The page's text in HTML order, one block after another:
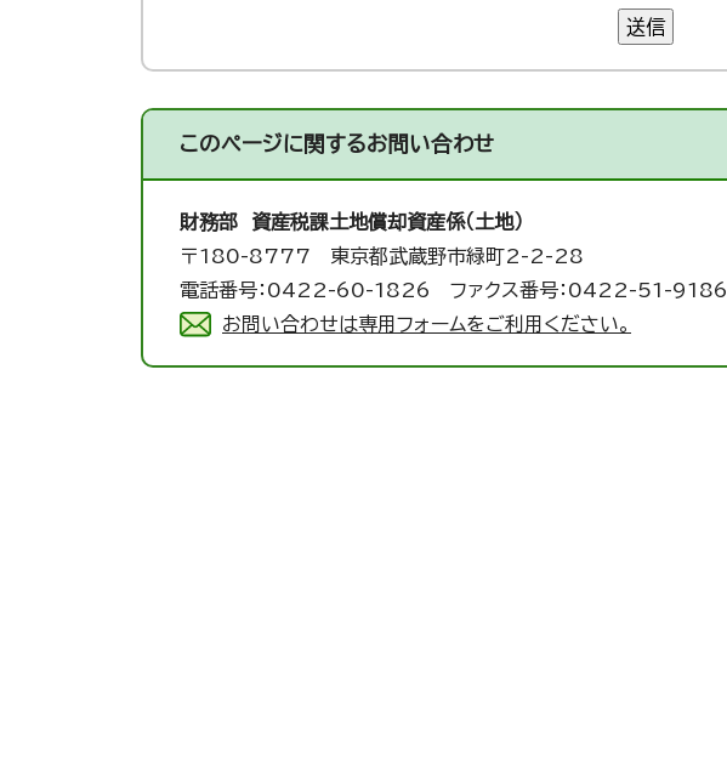
送信
このページに関するお問い合わせ
財務部 資産税課土地償却資産係（土地）
〒180-8777 東京都武蔵野市緑町2-2-28
電話番号：0422-60-1826 ファクス番号：0422-51-9186
お問い合わせは専用フォームをご利用ください。